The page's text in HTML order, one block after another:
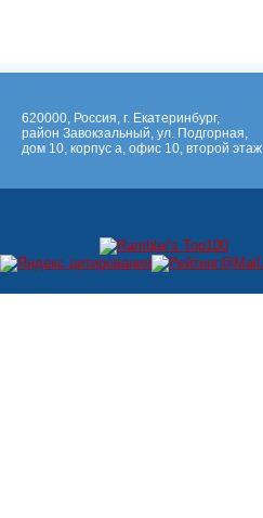
620000, Россия, г. Екатеринбург,
район Завокзальный, ул. Подгорная,
дом 10, корпус а, офис 10, второй этаж